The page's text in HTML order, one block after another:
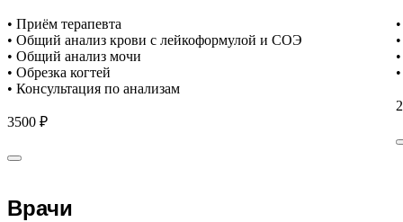
• Приём терапевта
• Общий анализ крови с лейкоформулой и СОЭ
• Общий анализ мочи
• Обрезка когтей
• Консультация по анализам
3500 ₽
Врачи